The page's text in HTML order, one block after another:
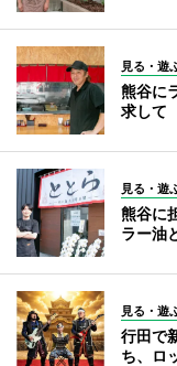
見る・遊
熊谷に
求して
見る・遊
熊谷に
ラー油
見る・遊
行田で
ち、ロ